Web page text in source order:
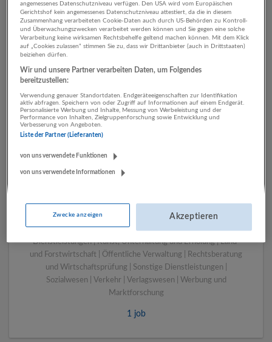
1 Sachbearbeitung Bau
Unternehmen
LUGSTEIN CONSULTING
Bau | Beherbergung und Gastronomie | Einzelhandel |
Energieversorgung | Finanz- und Versicherungsleistungen |
Gesundheitswesen | Herstellung von Waren | IT-
Dienstleistungen | Kunst, Unterhaltung und Erholung | Land-
und Forstwirtschaft | Öffentliche Verwaltung | Rechtsberatung
und Wirtschaftsprüfung | Sonstige Dienstleistungen |
Sozialwesen | Verkehr | Verlagswesen | Werbung und
Marktforschung
1 job
angemessenes Datenschutzniveau verfügen. Den USA wird vom Europäischen
Gerichtshof kein angemessenes Datenschutzniveau attestiert, da die in diesem
Zusammenhang verarbeiteten Cookie-Daten auch durch US-Behörden zu Kontroll-
und Überwachungszwecken verarbeitet werden können und Sie gegen eine solche
Verarbeitung keine wirksamen Rechtsbehelfe geltend machen können. Mit dem Klick
auf „Cookies zulassen“ stimmen Sie zu, dass wir Drittanbieter (auch in Drittstaaten)
beiziehen dürfen.
Wir und unsere Partner verarbeiten Daten, um Folgendes
bereitzustellen:
Verwendung genauer Standortdaten. Endgeräteeigenschaften zur Identifikation
aktiv abfragen. Speichern von oder Zugriff auf Informationen auf einem Endgerät.
Personalisierte Werbung und Inhalte, Messung von Werbeleistung und der
Performance von Inhalten, Zielgruppenforschung sowie Entwicklung und
Verbesserung von Angeboten.
Liste der Partner (Lieferanten)
von uns verwendete Funktionen
von uns verwendete Informationen
Zwecke anzeigen Akzeptieren